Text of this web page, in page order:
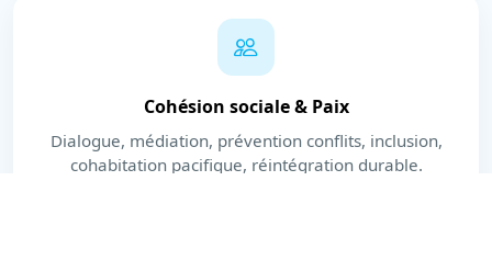
Cohésion sociale & Paix
Dialogue, médiation, prévention conflits, inclusion,
cohabitation pacifique, réintégration durable.